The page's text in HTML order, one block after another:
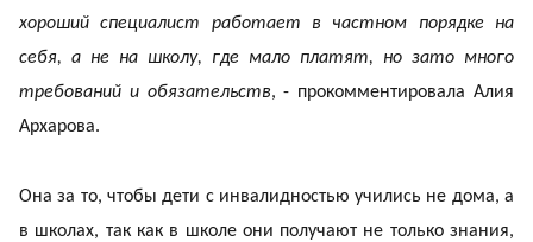
хороший специалист работает в частном порядке на
себя, а не на школу, где мало платят, но зато много
требований и обязательств, - прокомментировала Алия
Архарова.
Она за то, чтобы дети с инвалидностью учились не дома, а
в школах, так как в школе они получают не только знания,